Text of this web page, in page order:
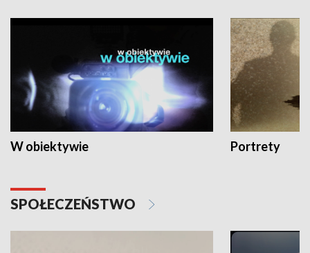
W obiektywie Portrety
SPOŁECZEŃSTWO